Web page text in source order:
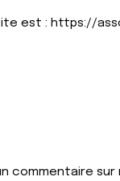
est : https://
commentaire